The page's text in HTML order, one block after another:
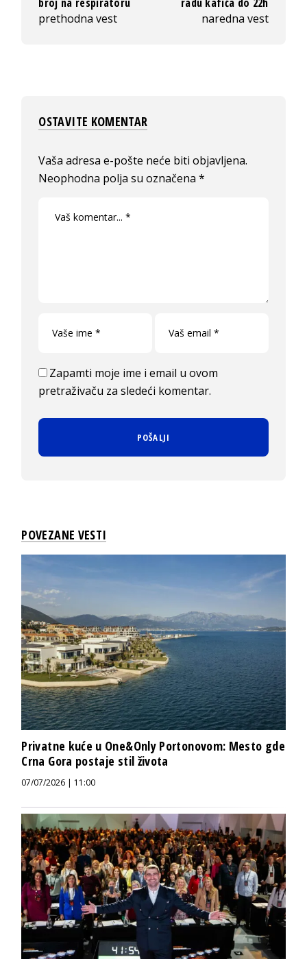
prethodna vest
naredna vest
OSTAVITE KOMENTAR
Vaša adresa e-pošte neće biti objavljena.
Neophodna polja su označena*
Zapamti moje ime i email u ovom
pretraživaču za sledeći komentar.
POVEZANE VESTI
Privatne kuće u One&Only Portonovom: Mesto gde
Crna Gora postaje stil života
07/07/2026 | 11:00